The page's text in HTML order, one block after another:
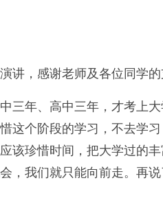
讲，感谢老师及各位同学
三年、高中三年，才考上
这个阶段的学习，不去学
该珍惜时间，把大学过的
，我们就只能向前走。再